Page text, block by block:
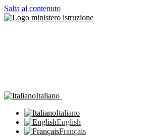
Salta al contenuto
Italiano
Italiano
English
Français